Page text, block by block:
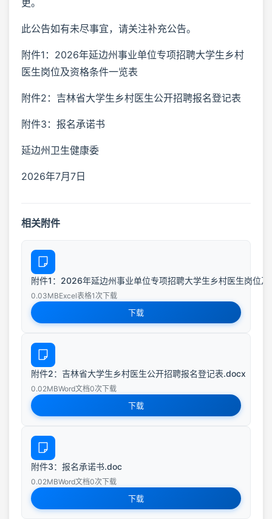
此公告如有未尽事宜，请关注补充公告。
附件1：2026年延边州事业单位专项招聘大学生乡村
医生岗位及资格条件一览表
附件2：吉林省大学生乡村医生公开招聘报名登记表
附件3：报名承诺书
延边州卫生健康委
2026年7月7日
相关附件
附件1：2026年延边州事业单位专项招聘大学生乡村医生岗位
0.03MBExcel表格1次下载
下载
附件2：吉林省大学生乡村医生公开招聘报名登记表.docx
0.02MBWord文档0次下载
下载
附件3：报名承诺书.doc
0.02MBWord文档0次下载
下载